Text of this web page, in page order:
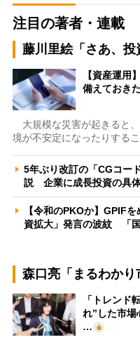
注目の著者・連載
藤川里絵「さあ、投
【資産運用
備えておき
大規模な災害が起きると
境が不安定になったりする
5年ぶり改訂の「CGコー
説 企業に成長投資の具
【令和のPKOか】GPIF
資拡大」発言の波紋 「
森口亮「まるわかり
「トレンド
れ”した市場
…